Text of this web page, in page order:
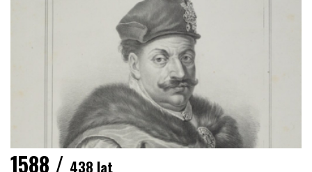
1588 / 438 lat